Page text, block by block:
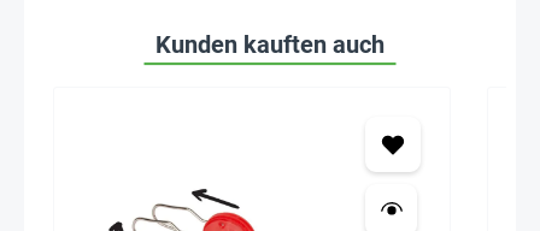
Kunden kauften auch